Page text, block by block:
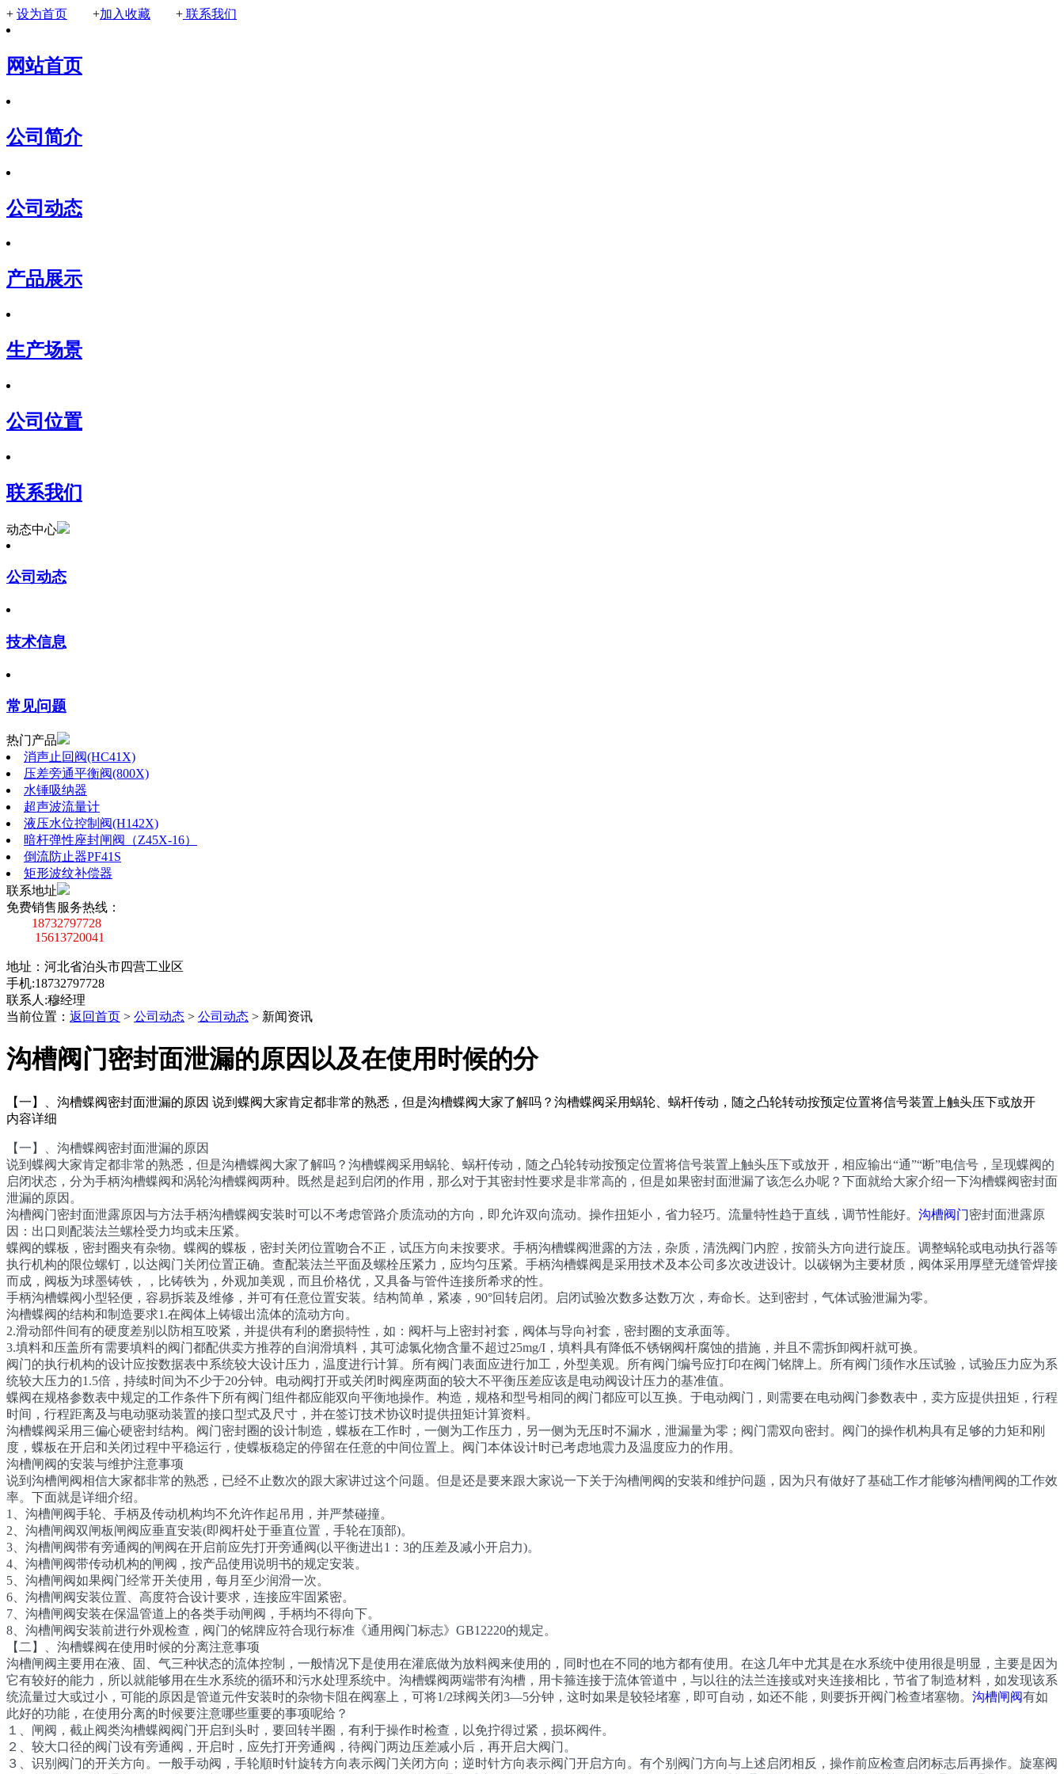
+ 设为首页 +加入收藏 + 联系我们
网站首页
公司简介
公司动态
产品展示
生产场景
公司位置
联系我们
动态中心
公司动态
技术信息
常见问题
热门产品
消声止回阀(HC41X)
压差旁通平衡阀(800X)
水锤吸纳器
超声波流量计
液压水位控制阀(H142X)
暗杆弹性座封闸阀（Z45X-16）
倒流防止器PF41S
矩形波纹补偿器
联系地址
免费销售服务热线：
18732797728
15613720041
地址：河北省泊头市四营工业区
手机:18732797728
联系人:穆经理
当前位置： 返回首页 > 公司动态 > 公司动态 > 新闻资讯
沟槽阀门密封面泄漏的原因以及在使用时候的分
【一】、沟槽蝶阀密封面泄漏的原因 说到蝶阀大家肯定都非常的熟悉，但是沟槽蝶阀大家了解吗？沟槽蝶阀采用蜗轮、蜗杆传动，随之凸轮转动按预定位置将信号装置上触头压下或放开
内容详细
【一】、沟槽蝶阀密封面泄漏的原因
说到蝶阀大家肯定都非常的熟悉，但是沟槽蝶阀大家了解吗？沟槽蝶阀采用蜗轮、蜗杆传动，随之凸轮转动按预定位置将信号装置上触头压下或放开，相应输出“通”“断”电信号，呈现蝶阀的
启闭状态，分为手柄沟槽蝶阀和涡轮沟槽蝶阀两种。既然是起到启闭的作用，那么对于其密封性要求是非常高的，但是如果密封面泄漏了该怎么办呢？下面就给大家介绍一下沟槽蝶阀密封面
泄漏的原因。
沟槽阀门密封面泄露原因与方法手柄沟槽蝶阀安装时可以不考虑管路介质流动的方向，即允许双向流动。操作扭矩小，省力轻巧。流量特性趋于直线，调节性能好。 沟槽阀门密封面泄露原
因：出口则配装法兰螺栓受力均或未压紧。
蝶阀的蝶板，密封圈夹有杂物。蝶阀的蝶板，密封关闭位置吻合不正，试压方向未按要求。手柄沟槽蝶阀泄露的方法，杂质，清洗阀门内腔，按箭头方向进行旋压。调整蜗轮或电动执行器等
执行机构的限位螺钉，以达阀门关闭位置正确。查配装法兰平面及螺栓压紧力，应均匀压紧。手柄沟槽蝶阀是采用技术及本公司多次改进设计。以碳钢为主要材质，阀体采用厚壁无缝管焊接
而成，阀板为球墨铸铁，，比铸铁为，外观加美观，而且价格优，又具备与管件连接所希求的性。
手柄沟槽蝶阀小型轻便，容易拆装及维修，并可有任意位置安装。结构简单，紧凑，90°回转启闭。启闭试验次数多达数万次，寿命长。达到密封，气体试验泄漏为零。
沟槽蝶阀的结构和制造要求1.在阀体上铸锻出流体的流动方向。
2.滑动部件间有的硬度差别以防相互咬紧，并提供有利的磨损特性，如：阀杆与上密封衬套，阀体与导向衬套，密封圈的支承面等。
3.填料和压盖所有需要填料的阀门都配供卖方推荐的自润滑填料，其可滤氯化物含量不超过25mg/I，填料具有降低不锈钢阀杆腐蚀的措施，并且不需拆卸阀杆就可换。
阀门的执行机构的设计应按数据表中系统较大设计压力，温度进行计算。所有阀门表面应进行加工，外型美观。所有阀门编号应打印在阀门铭牌上。所有阀门须作水压试验，试验压力应为系
统较大压力的1.5倍，持续时间为不少于20分钟。电动阀打开或关闭时阀座两面的较大不平衡压差应该是电动阀设计压力的基准值。
蝶阀在规格参数表中规定的工作条件下所有阀门组件都应能双向平衡地操作。构造，规格和型号相同的阀门都应可以互换。于电动阀门，则需要在电动阀门参数表中，卖方应提供扭矩，行程
时间，行程距离及与电动驱动装置的接口型式及尺寸，并在签订技术协议时提供扭矩计算资料。
沟槽蝶阀采用三偏心硬密封结构。阀门密封圈的设计制造，蝶板在工作时，一侧为工作压力，另一侧为无压时不漏水，泄漏量为零；阀门需双向密封。阀门的操作机构具有足够的力矩和刚
度，蝶板在开启和关闭过程中平稳运行，使蝶板稳定的停留在任意的中间位置上。阀门本体设计时已考虑地震力及温度应力的作用。
沟槽闸阀的安装与维护注意事项
说到沟槽闸阀相信大家都非常的熟悉，已经不止数次的跟大家讲过这个问题。但是还是要来跟大家说一下关于沟槽闸阀的安装和维护问题，因为只有做好了基础工作才能够沟槽闸阀的工作效
率。下面就是详细介绍。
1、沟槽闸阀手轮、手柄及传动机构均不允许作起吊用，并严禁碰撞。
2、沟槽闸阀双闸板闸阀应垂直安装(即阀杆处于垂直位置，手轮在顶部)。
3、沟槽闸阀带有旁通阀的闸阀在开启前应先打开旁通阀(以平衡进出1：3的压差及减小开启力)。
4、沟槽闸阀带传动机构的闸阀，按产品使用说明书的规定安装。
5、沟槽闸阀如果阀门经常开关使用，每月至少润滑一次。
6、沟槽闸阀安装位置、高度符合设计要求，连接应牢固紧密。
7、沟槽闸阀安装在保温管道上的各类手动闸阀，手柄均不得向下。
8、沟槽闸阀安装前进行外观检查，阀门的铭牌应符合现行标准《通用阀门标志》GB12220的规定。
【二】、沟槽蝶阀在使用时候的分离注意事项
沟槽闸阀主要用在液、固、气三种状态的流体控制，一般情况下是使用在灌底做为放料阀来使用的，同时也在不同的地方都有使用。在这几年中尤其是在水系统中使用很是明显，主要是因为
它有较好的能力，所以就能够用在生水系统的循环和污水处理系统中。沟槽蝶阀两端带有沟槽，用卡箍连接于流体管道中，与以往的法兰连接或对夹连接相比，节省了制造材料，如发现该系
统流量过大或过小，可能的原因是管道元件安装时的杂物卡阻在阀塞上，可将1/2球阀关闭3—5分钟，这时如果是较轻堵塞，即可自动，如还不能，则要拆开阀门检查堵塞物。 沟槽闸阀有如
此好的功能，在使用分离的时候要注意哪些重要的事项呢给？
１、闸阀，截止阀类沟槽蝶阀阀门开启到头时，要回转半圈，有利于操作时检查，以免拧得过紧，损坏阀件。
２、较大口径的阀门设有旁通阀，开启时，应先打开旁通阀，待阀门两边压差减小后，再开启大阀门。
３、识别阀门的开关方向。一般手动阀，手轮順时针旋转方向表示阀门关闭方向；逆时针方向表示阀门开启方向。有个别阀门方向与上述启闭相反，操作前应检查启闭标志后再操作。旋塞阀